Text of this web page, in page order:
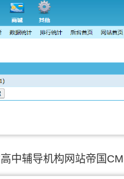
中辅导机构网站帝国